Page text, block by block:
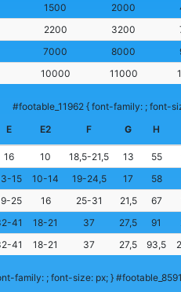
1500 2000
2200 3200
7000 8000
10000 11000
#footable_11962 { font-family: ; font-
E E2 F G H
16 10 18,5-21,5 13 55
15 10-14 19-24,5 17 58
25 16 25-31 21,5 67
41 18-21 37 27,5 91
41 18-21 37 27,5 93,5
family: ; font-size: px; }